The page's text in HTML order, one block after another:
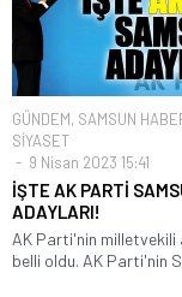
GÜNDEM, SAMSUN
SİYASET
9 Nisan 2023 15:41
İŞTE AK PARTİ
ADAYLARI!
AK Parti'nin milletvekili
belli oldu. AK Parti'nin